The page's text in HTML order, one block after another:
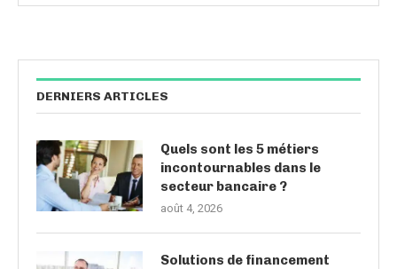
DERNIERS ARTICLES
Quels sont les 5 métiers
incontournables dans le
secteur bancaire ?
août 4, 2026
Solutions de financement